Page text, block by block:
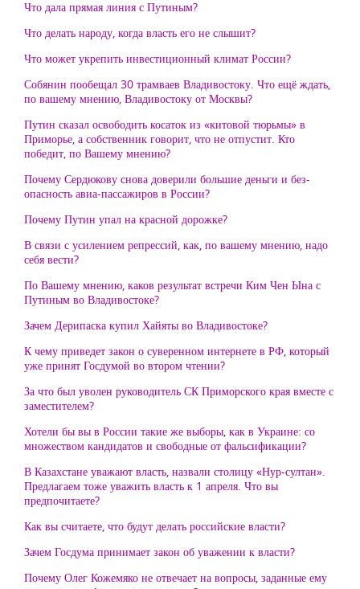
Что дала прямая линия с Путиным?
Что делать народу, когда власть его не слышит?
Что может укрепить инвестиционный климат России?
Собянин пообещал 30 трамваев Владивостоку. Что ещё ждать,
по вашему мнению, Владивостоку от Москвы?
Путин сказал освободить косаток из «китовой тюрьмы» в
Приморье, а собственник говорит, что не отпустит. Кто
победит, по Вашему мнению?
Почему Сердюкову снова доверили большие деньги и без-
опасность авиа-пассажиров в России?
Почему Путин упал на красной дорожке?
В связи с усилением репрессий, как, по вашему мнению, надо
себя вести?
По Вашему мнению, каков результат встречи Ким Чен Ына с
Путиным во Владивостоке?
Зачем Дерипаска купил Хайяты во Владивостоке?
К чему приведет закон о суверенном интернете в РФ, который
уже принят Госдумой во втором чтении?
За что был уволен руководитель СК Приморского края вместе с
заместителем?
Хотели бы вы в России такие же выборы, как в Украине: со
множеством кандидатов и свободные от фальсификации?
В Казахстане уважают власть, назвали столицу «Нур-султан».
Предлагаем тоже уважить власть к 1 апреля. Что вы
предпочитаете?
Как вы считаете, что будут делать российские власти?
Зачем Госдума принимает закон об уважении к власти?
Почему Олег Кожемяко не отвечает на вопросы, заданные ему